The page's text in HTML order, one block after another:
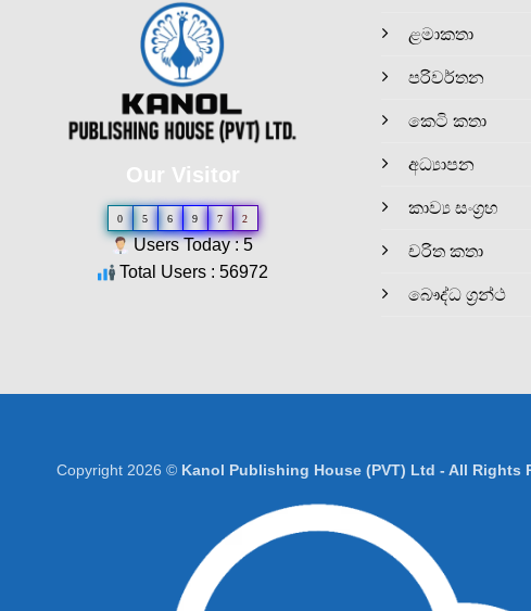
Our Visitor
0 5 6 9 7 2
Users Today : 5
Total Users : 56972
ළමාකතා
පරිවර්තන
කෙටි කතා
අධ්‍යාපන
කාව්‍ය සංග්‍රහ
චරිත කතා
බෞද්ධ ග්‍රන්ථ
Copyright 2026 © Kanol Publishing House (PVT) Ltd - All Rights